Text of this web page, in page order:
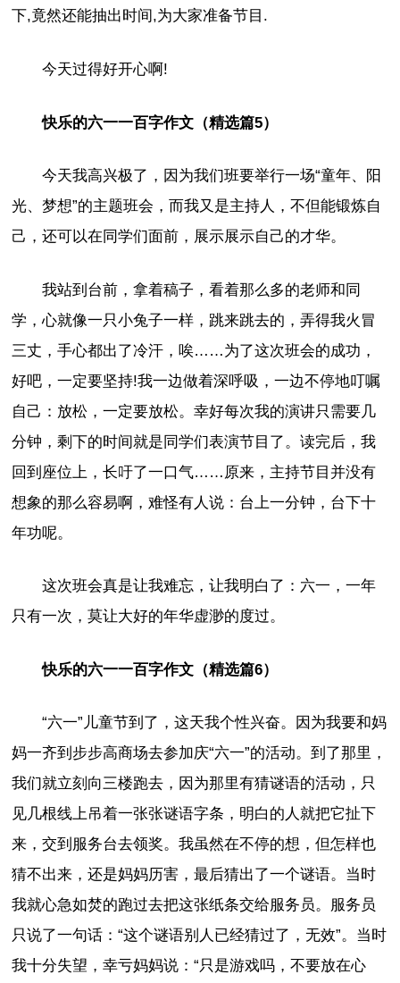
下,竟然还能抽出时间,为大家准备节目.
今天过得好开心啊!
快乐的六一一百字作文（精选篇5）
今天我高兴极了，因为我们班要举行一场“童年、阳
光、梦想”的主题班会，而我又是主持人，不但能锻炼自
己，还可以在同学们面前，展示展示自己的才华。
我站到台前，拿着稿子，看着那么多的老师和同
学，心就像一只小兔子一样，跳来跳去的，弄得我火冒
三丈，手心都出了冷汗，唉……为了这次班会的成功，
好吧，一定要坚持!我一边做着深呼吸，一边不停地叮嘱
自己：放松，一定要放松。幸好每次我的演讲只需要几
分钟，剩下的时间就是同学们表演节目了。读完后，我
回到座位上，长吁了一口气……原来，主持节目并没有
想象的那么容易啊，难怪有人说：台上一分钟，台下十
年功呢。
这次班会真是让我难忘，让我明白了：六一，一年
只有一次，莫让大好的年华虚渺的度过。
快乐的六一一百字作文（精选篇6）
“六一”儿童节到了，这天我个性兴奋。因为我要和妈
妈一齐到步步高商场去参加庆“六一”的活动。到了那里，
我们就立刻向三楼跑去，因为那里有猜谜语的活动，只
见几根线上吊着一张张谜语字条，明白的人就把它扯下
来，交到服务台去领奖。我虽然在不停的想，但怎样也
猜不出来，还是妈妈历害，最后猜出了一个谜语。当时
我就心急如焚的跑过去把这张纸条交给服务员。服务员
只说了一句话：“这个谜语别人已经猜过了，无效”。当时
我十分失望，幸亏妈妈说：“只是游戏吗，不要放在心